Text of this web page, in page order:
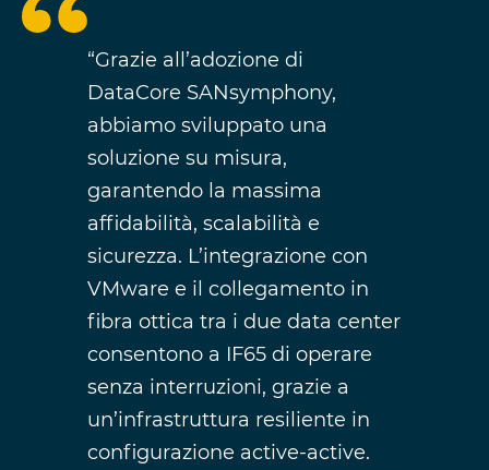
“Grazie all’adozione di
DataCore SANsymphony,
abbiamo sviluppato una
soluzione su misura,
garantendo la massima
affidabilità, scalabilità e
sicurezza. L’integrazione con
VMware e il collegamento in
fibra ottica tra i due data center
consentono a IF65 di operare
senza interruzioni, grazie a
un’infrastruttura resiliente in
configurazione active-active.